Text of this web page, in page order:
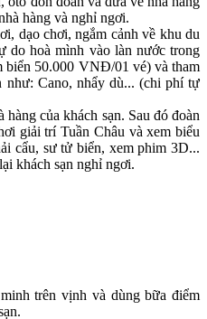
hàng và nghỉ ngơi.
dạo chơi, ngắm cảnh về khu du
do hoà mình vào làn nước trong
biển 50.000 VNĐ/01 vé) và tham
như: Cano, nhẩy dù... (chi phí tự
của khách sạn. Sau đó đoàn
giải trí Tuần Châu và xem biểu
cẩu, sư tử biển, xem phim 3D...
khách sạn nghỉ ngơi.
trên vịnh và dùng bữa điểm